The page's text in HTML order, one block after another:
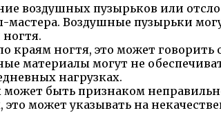
воздушных пузырьков или
Воздушные пузырьки
краям ногтя, это может говорить
материалы могут не
нагрузках.
быть признаком
может указывать на